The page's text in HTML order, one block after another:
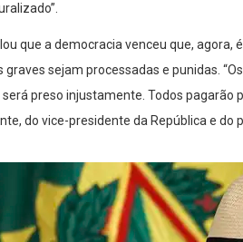
que a democracia venceu que,
sejam processadas e punidas.
preso injustamente. Todos
do vice-presidente da República e do